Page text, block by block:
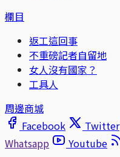
欄目
返工這回事
不重磅記者自留地
女人沒有國家？
工具人
周邊商城
Facebook
Twitter
Whatsapp
Youtube